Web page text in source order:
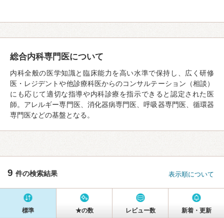
総合内科専門医について
内科全般の医学知識と臨床能力を高い水準で保持し、広く研修
医・レジデントや他診療科医からのコンサルテーション（相談）
にも応じて適切な指導や内科診療を指示できると認定された医
師。アレルギー専門医、消化器病専門医、呼吸器専門医、循環器
専門医などの基盤となる。
9 件の検索結果 表示順について
標準 ★の数 レビュー数 新着・更新